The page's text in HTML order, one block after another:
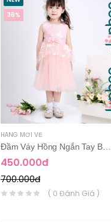
36%
HÀNG MỚI VỀ
Đầm Váy Hồng Ngắn Tay Bé Gái
450.000đ
700.000đ
( 0 Đánh Giá )